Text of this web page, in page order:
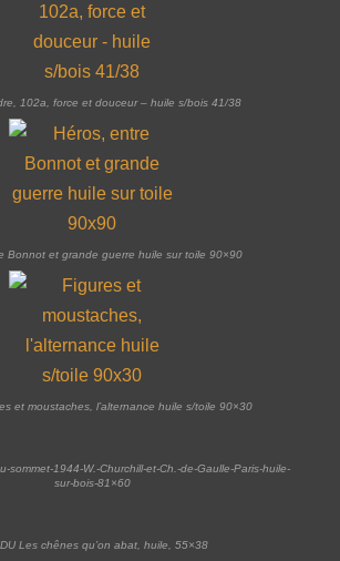
102a, force et douceur – huile s/bois 41/38
Bonnot et grande guerre huile sur toile 90×90
et moustaches, l’alternance huile s/toile 90×30
sommet-1944-W.-Churchill-et-Ch.-de-Gaulle-Paris-huile-
sur-bois-81×60
Les chênes qu’on abat, huile, 55×38